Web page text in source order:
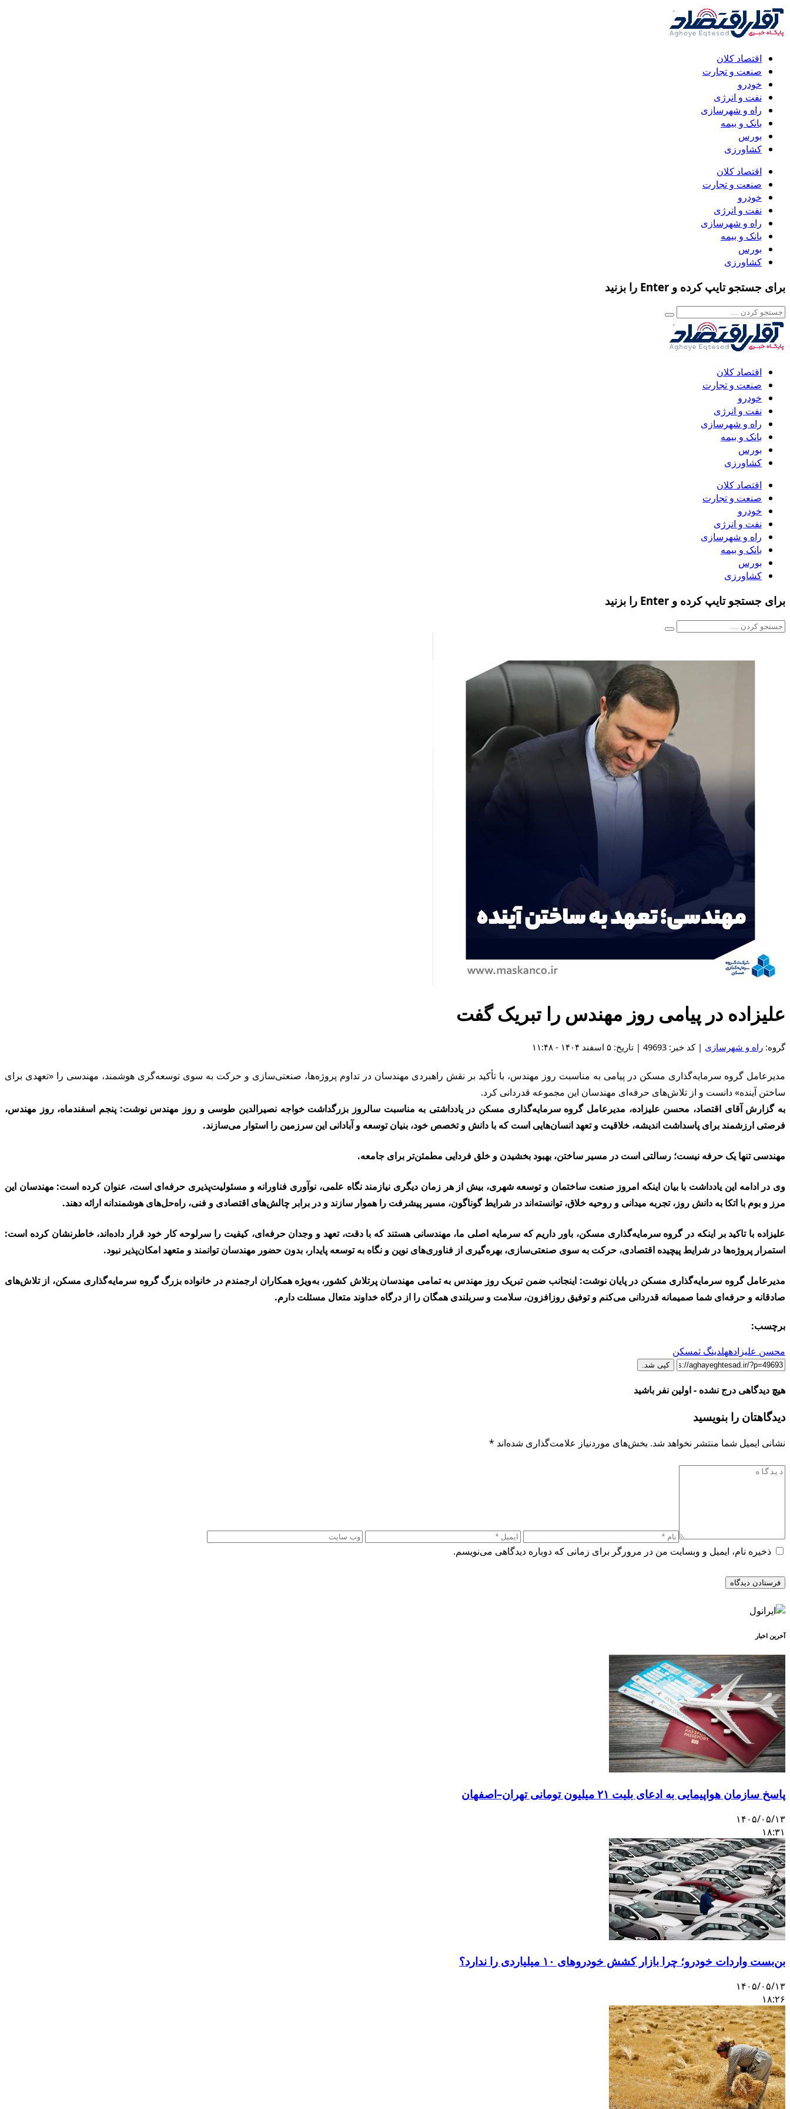
اقتصاد کلان
صنعت و تجارت
خودرو
نفت و انرژی
راه و شهرسازی
بانک و بیمه
بورس
کشاورزی
اقتصاد کلان
صنعت و تجارت
خودرو
نفت و انرژی
راه و شهرسازی
بانک و بیمه
بورس
کشاورزی
برای جستجو تایپ کرده و Enter را بزنید
اقتصاد کلان
صنعت و تجارت
خودرو
نفت و انرژی
راه و شهرسازی
بانک و بیمه
بورس
کشاورزی
اقتصاد کلان
صنعت و تجارت
خودرو
نفت و انرژی
راه و شهرسازی
بانک و بیمه
بورس
کشاورزی
برای جستجو تایپ کرده و Enter را بزنید
علیزاده در پیامی روز مهندس را تبریک گفت
گروه: راه و شهرسازی | کد خبر: 49693 | تاریخ: ۵ اسفند ۱۴۰۴ - ۱۱:۴۸
مدیرعامل گروه سرمایه‌گذاری مسکن در پیامی به مناسبت روز مهندس، با تأکید بر نقش راهبردی مهندسان در تداوم پروژه‌ها، صنعتی‌سازی و حرکت به سوی توسعه‌گری هوشمند، مهندسی را «تعهدی برای
ساختن آینده» دانست و از تلاش‌های حرفه‌ای مهندسان این مجموعه قدردانی کرد.
به گزارش آقای اقتصاد، محسن علیزاده، مدیرعامل گروه سرمایه‌گذاری مسکن در یادداشتی به مناسبت سالروز بزرگداشت خواجه نصیرالدین طوسی و روز مهندس نوشت: پنجم اسفندماه، روز مهندس،
فرصتی ارزشمند برای پاسداشت اندیشه، خلاقیت و تعهد انسان‌هایی است که با دانش و تخصص خود، بنیان توسعه و آبادانی این سرزمین را استوار می‌سازند.
مهندسی تنها یک حرفه نیست؛ رسالتی است در مسیر ساختن، بهبود بخشیدن و خلق فردایی مطمئن‌تر برای جامعه.
وی در ادامه این یادداشت با بیان اینکه امروز صنعت ساختمان و توسعه شهری، بیش از هر زمان دیگری نیازمند نگاه علمی، نوآوری فناورانه و مسئولیت‌پذیری حرفه‌ای است، عنوان کرده است: مهندسان این
مرز و بوم با اتکا به دانش روز، تجربه میدانی و روحیه خلاق، توانسته‌اند در شرایط گوناگون، مسیر پیشرفت را هموار سازند و در برابر چالش‌های اقتصادی و فنی، راه‌حل‌های هوشمندانه ارائه دهند.
علیزاده با تاکید بر اینکه در گروه سرمایه‌گذاری مسکن، باور داریم که سرمایه اصلی ما، مهندسانی هستند که با دقت، تعهد و وجدان حرفه‌ای، کیفیت را سرلوحه کار خود قرار داده‌اند، خاطرنشان کرده است:
استمرار پروژه‌ها در شرایط پیچیده اقتصادی، حرکت به سوی صنعتی‌سازی، بهره‌گیری از فناوری‌های نوین و نگاه به توسعه پایدار، بدون حضور مهندسان توانمند و متعهد امکان‌پذیر نبود.
مدیرعامل گروه سرمایه‌گذاری مسکن در پایان نوشت: اینجانب ضمن تبریک روز مهندس به تمامی مهندسان پرتلاش کشور، به‌ویژه همکاران ارجمندم در خانواده بزرگ گروه سرمایه‌گذاری مسکن، از تلاش‌های
صادقانه و حرفه‌ای شما صمیمانه قدردانی می‌کنم و توفیق روزافزون، سلامت و سربلندی همگان را از درگاه خداوند متعال مسئلت دارم.
برچسب:
محسن علیزادههلدینگ ثمسکن
کپی شد.
هیچ دیدگاهی درج نشده - اولین نفر باشید
دیدگاهتان را بنویسید
نشانی ایمیل شما منتشر نخواهد شد. بخش‌های موردنیاز علامت‌گذاری شده‌اند *
ذخیره نام، ایمیل و وبسایت من در مرورگر برای زمانی که دوباره دیدگاهی می‌نویسم.
آخرین اخبار
پاسخ سازمان هواپیمایی به ادعای بلیت ۲۱ میلیون تومانی تهران–اصفهان
۱۴۰۵/۰۵/۱۳
۱۸:۳۱
بن‌بست واردات خودرو؛ چرا بازار کشش خودروهای ۱۰ میلیاردی را ندارد؟
۱۴۰۵/۰۵/۱۳
۱۸:۲۶